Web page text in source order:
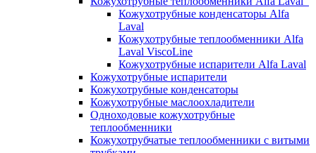
Кожухотрубные конденсаторы Alfa
Laval
Кожухотрубные теплообменники Alfa
Laval ViscoLine
Кожухотрубные испарители Alfa Laval
Кожухотрубные испарители
Кожухотрубные конденсаторы
Кожухотрубные маслоохладители
Одноходовые кожухотрубные
теплообменники
Кожухотрубчатые теплообменники с витыми